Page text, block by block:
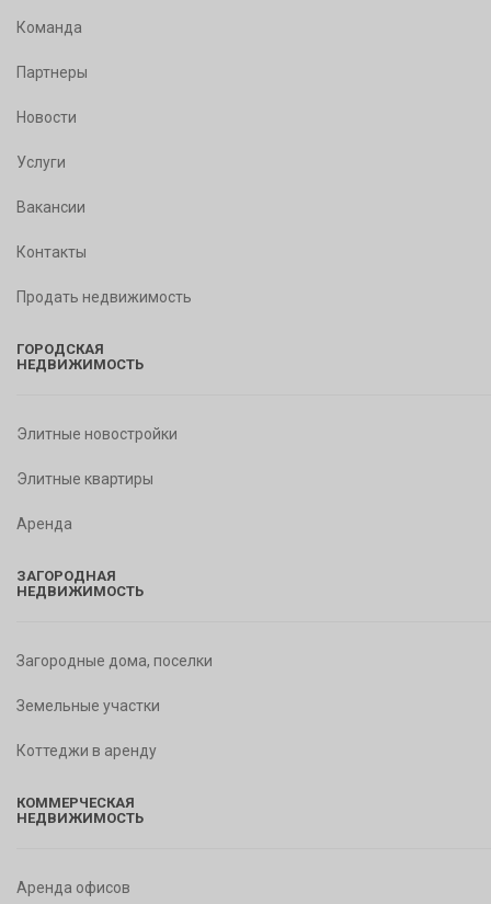
Команда
Партнеры
Новости
Услуги
Вакансии
Контакты
Продать недвижимость
ГОРОДСКАЯ
НЕДВИЖИМОСТЬ
Элитные новостройки
Элитные квартиры
Аренда
ЗАГОРОДНАЯ
НЕДВИЖИМОСТЬ
Загородные дома, поселки
Земельные участки
Коттеджи в аренду
КОММЕРЧЕСКАЯ
НЕДВИЖИМОСТЬ
Аренда офисов